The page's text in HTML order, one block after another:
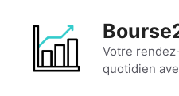
contenu
Votre
quotidien